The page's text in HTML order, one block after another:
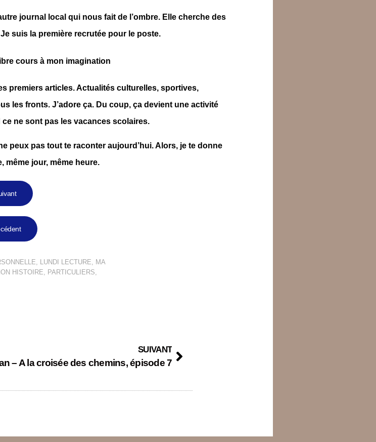
journal local qui nous fait de l’ombre. Elle cherche des
suis la première recrutée pour le poste.
premiers articles. Actualités culturelles, sportives,
les fronts. J’adore ça. Du coup, ça devient une activité
ne sont pas les vacances scolaires.
peux pas tout te raconter aujourd’hui. Alors, je te donne
même jour, même heure.
LUNDI LECTURE
MA
HISTOIRE PARTICULIERS
SUIVANT
– A la croisée des chemins, épisode 7